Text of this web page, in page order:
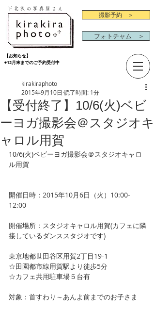
下北沢の写真屋さん
撮影予約 ＞
フォトチャム ＞
【お知らせ】
◉12月末までのご予約受付中
【受付終了】10/6(火)ベビ
ーヨガ撮影会＠スタジオキ
ャロル用賀
kirakiraphoto
2015年9月10日 読了時間: 1分
10/6(火)ベビーヨガ撮影会＠スタジオキャロ
ル用賀
開催日時：2015年10月6日（火）10:00-
12:00
開催場所：スタジオキャロル用賀(カフェに隣
接しているダンススタジオです)
東京地都世田谷区用賀2丁目19-1
☆田園都市線用賀駅より徒歩5分
☆カフェ共用駐車場５台有
対象：首すわり～あんよ前までのお子さま